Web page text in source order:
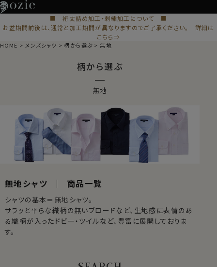
■ 裄丈詰め加工・刺繍加工について ■
お盆期間前後は、通常と加工期間が異なりますのでご了承ください。 詳細は
こちら⇒
HOME メンズシャツ 柄から選ぶ 無地
柄から選ぶ
無地
無地シャツ ｜ 商品一覧
シャツの基本＝無地シャツ。
サラッと平らな織柄の無いブロードなど、生地感に表情のあ
る織柄が入ったドビー・ツイルなど、豊富に展開しておりま
す。